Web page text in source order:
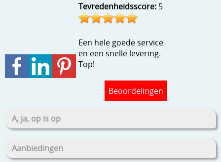
Tevredenheidsscore: 5
Een hele goede service
en een snelle levering.
Top!
Beoordelingen
A, ja, op is op
Aanbiedingen